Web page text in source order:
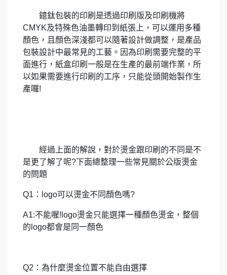
鐿鈦包裝的印刷是透過印刷版及印刷機將
CMYK及特殊色油墨轉印到紙張上，可以運用多種
顏色，且顏色深淺都可以隨著設計做調整，是產品
包裝設計中最常見的工藝。因為印刷需要完整的平
面進行，紙盒印刷一般是在生產的最前端作業，所
以如果需要進行印刷的工序，只能從頭開始製作生
產囉!
經過上面的解說，對於燙金跟印刷的不同是不
是更了解了呢?下面總整理一些常見關於公版燙金
的問題
Q1：logo可以燙金不同顏色嗎?
A1:不能喔!logo燙金只能選擇一種顏色燙金，整個
的logo都會是同一顏色
Q2：為什麼燙金位置不能自由選擇